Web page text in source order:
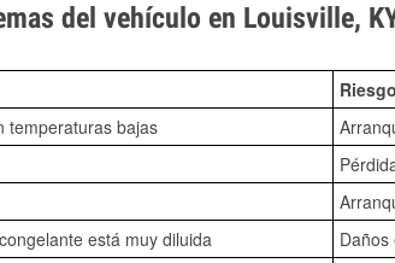
del vehículo en Louisville,
temperaturas bajas
está muy diluida